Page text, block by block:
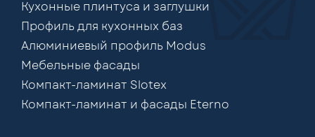
Кухонные плинтуса и заглушки
Профиль для кухонных баз
Алюминиевый профиль Modus
Мебельные фасады
Компакт-ламинат Slotex
Компакт-ламинат и фасады Eterno